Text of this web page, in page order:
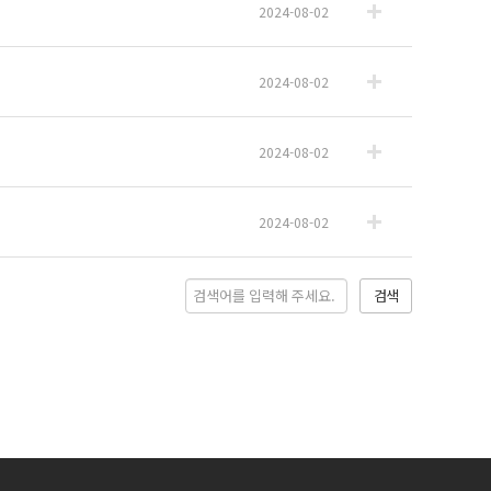
2024-08-02
2024-08-02
2024-08-02
2024-08-02
검색